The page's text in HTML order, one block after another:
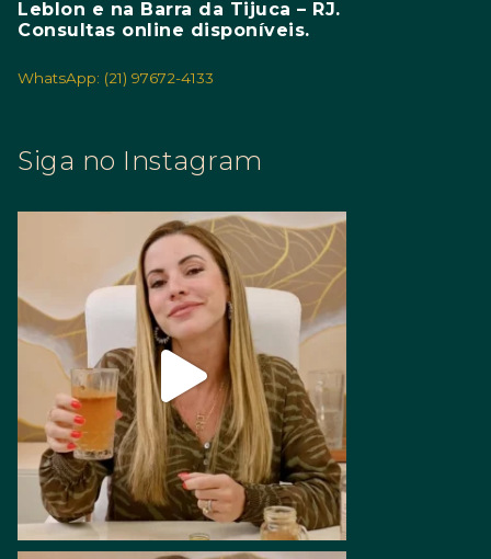
Leblon e na Barra da Tijuca – RJ.
Consultas online disponíveis.
WhatsApp: (21) 97672-4133
Siga no Instagram